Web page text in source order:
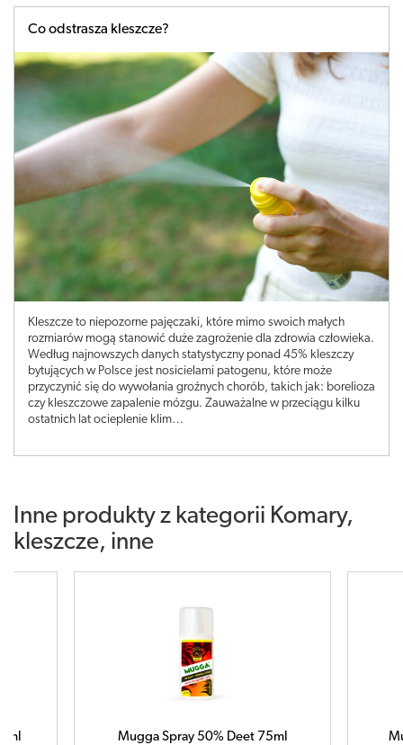
Co odstrasza kleszcze?
Kleszcze to niepozorne pajęczaki, które mimo swoich małych
rozmiarów mogą stanowić duże zagrożenie dla zdrowia człowieka.
Według najnowszych danych statystyczny ponad 45% kleszczy
bytujących w Polsce jest nosicielami patogenu, które może
przyczynić się do wywołania groźnych chorób, takich jak: borelioza
czy kleszczowe zapalenie mózgu. Zauważalne w przeciągu kilku
ostatnich lat ocieplenie klim…
Inne produkty z kategorii Komary,
kleszcze, inne
Mugga Spray 9,5% Deet 75ml